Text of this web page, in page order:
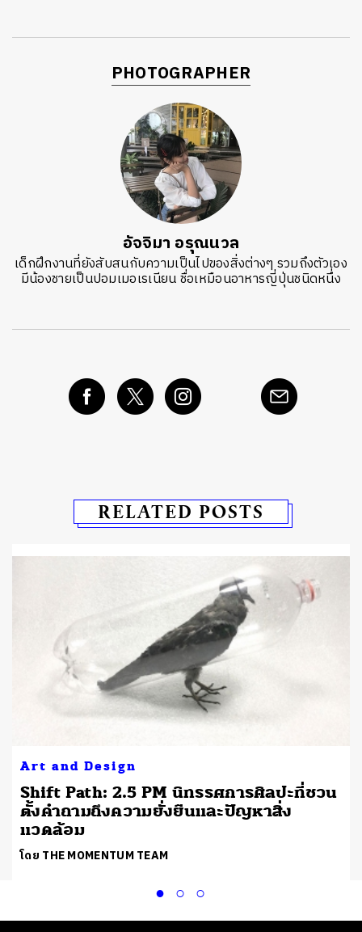
PHOTOGRAPHER
อัจจิมา อรุณนวล
เด็กฝึกงานที่ยังสับสนกับความเป็นไปของสิ่งต่างๆ รวมถึงตัวเอง
มีน้องชายเป็นปอมเมอเรเนียน ชื่อเหมือนอาหารญี่ปุ่นชนิดหนึ่ง
RELATED POSTS
Art and Design
Shift Path: 2.5 PM นิทรรศการศิลปะที่ชวน
ตั้งคำถามถึงความยั่งยืนและปัญหาสิ่ง
แวดล้อม
โดย THE MOMENTUM TEAM